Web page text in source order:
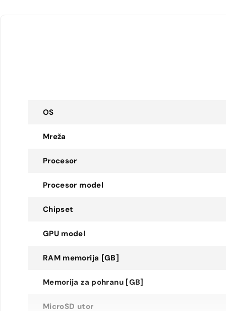
OS
Mreža
Procesor
Procesor model
Chipset
GPU model
RAM memorija [GB]
Memorija za pohranu [GB]
MicroSD utor